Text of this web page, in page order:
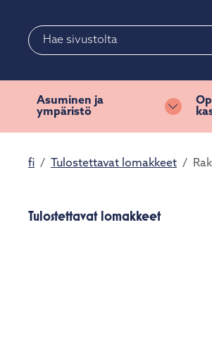
Asuminen ja
ympäristö
Vaihda
fi Tulostettavat lomakkeet
Tulostettavat lomakkeet